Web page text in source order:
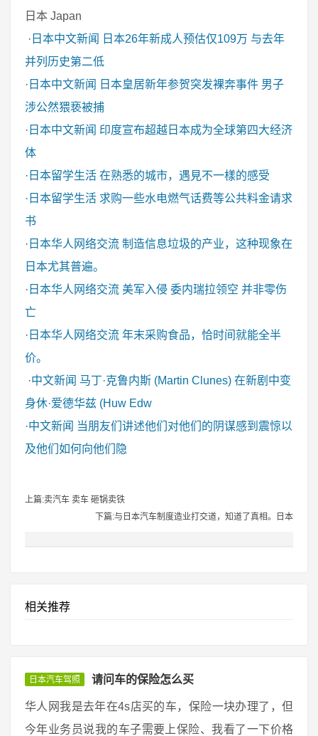
日本 Japan
· 日本中文新闻
日本26年新成人预估仅109万 与去年
并列历史第二低
· 日本中文新闻
日本皇居新年参贺突发裸奔事件 男子
涉公然猥亵被捕
· 日本中文新闻 印度宣布超越日本成为全球第四大经济
体
· 日本留学生活 在熟悉的城市，遇見不一樣的感受
· 日本留学生活 求购一些水电燃气话费等公共料金请求
书
· 日本华人网络交流 制造信息垃圾的产业，这种现象在
日本尤其普遍。
· 日本华人网络交流 美军入侵 委内瑞拉领空 并非零伤
亡
· 日本华人网络交流 年末采购食品，恰时间就能全半
价。
·中文新闻 马丁·克鲁内斯 (Martin Clunes) 在新剧中变
身休·爱德华兹 (Huw Edw
·中文新闻 当朋友们讲述他们对他们的阴谋感到震惊以
及他们如何向他们隐
上篇:卖汽车 卖车 砸锅卖铁
下篇:与日本汽车制度造业打交道，知道了真相。日本
相关推荐
日本汽车驾照 请问车的保险怎么买
华人网我是去年在4s店买的车，保险一块办理了，但
今年业务员说我的车子需要上保险、我看了一下价格